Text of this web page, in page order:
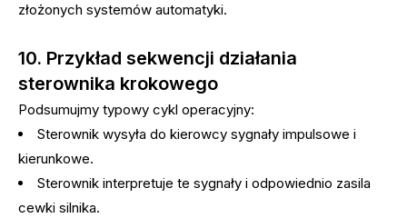
złożonych systemów automatyki.
10. Przykład sekwencji działania
sterownika krokowego
Podsumujmy typowy cykl operacyjny:
Sterownik wysyła do kierowcy sygnały impulsowe i
kierunkowe.
Sterownik interpretuje te sygnały i odpowiednio zasila
cewki silnika.